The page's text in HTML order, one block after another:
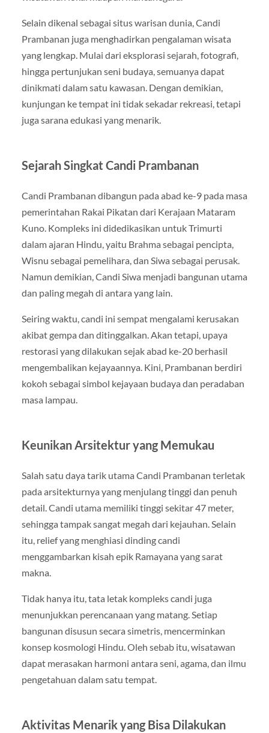
Selain dikenal sebagai situs warisan dunia, Candi
Prambanan juga menghadirkan pengalaman wisata
yang lengkap. Mulai dari eksplorasi sejarah, fotografi,
hingga pertunjukan seni budaya, semuanya dapat
dinikmati dalam satu kawasan. Dengan demikian,
kunjungan ke tempat ini tidak sekadar rekreasi, tetapi
juga sarana edukasi yang menarik.
Sejarah Singkat Candi Prambanan
Candi Prambanan dibangun pada abad ke-9 pada masa
pemerintahan Rakai Pikatan dari Kerajaan Mataram
Kuno. Kompleks ini didedikasikan untuk Trimurti
dalam ajaran Hindu, yaitu Brahma sebagai pencipta,
Wisnu sebagai pemelihara, dan Siwa sebagai perusak.
Namun demikian, Candi Siwa menjadi bangunan utama
dan paling megah di antara yang lain.
Seiring waktu, candi ini sempat mengalami kerusakan
akibat gempa dan ditinggalkan. Akan tetapi, upaya
restorasi yang dilakukan sejak abad ke-20 berhasil
mengembalikan kejayaannya. Kini, Prambanan berdiri
kokoh sebagai simbol kejayaan budaya dan peradaban
masa lampau.
Keunikan Arsitektur yang Memukau
Salah satu daya tarik utama Candi Prambanan terletak
pada arsitekturnya yang menjulang tinggi dan penuh
detail. Candi utama memiliki tinggi sekitar 47 meter,
sehingga tampak sangat megah dari kejauhan. Selain
itu, relief yang menghiasi dinding candi
menggambarkan kisah epik Ramayana yang sarat
makna.
Tidak hanya itu, tata letak kompleks candi juga
menunjukkan perencanaan yang matang. Setiap
bangunan disusun secara simetris, mencerminkan
konsep kosmologi Hindu. Oleh sebab itu, wisatawan
dapat merasakan harmoni antara seni, agama, dan ilmu
pengetahuan dalam satu tempat.
Aktivitas Menarik yang Bisa Dilakukan